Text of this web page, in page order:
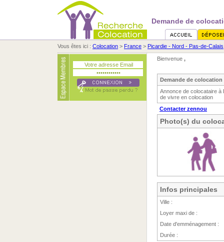
Demande de
Vous êtes ici : Colocation > France > Picardie - Nord - Pas-de-Calais
Bienvenue ,
Demande de colocation
Annonce de colocataire à
de vivre en colocation
Contacter zennou
Photo(s) du
Infos principales
Ville :
Loyer maxi de :
Date d'emménagement :
Durée :